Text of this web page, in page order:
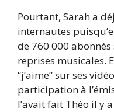
Pourtant, Sarah a
internautes
de 760 000
reprises musicales.
“j’aime” sur ses
participation à
l’avait fait Théo il y